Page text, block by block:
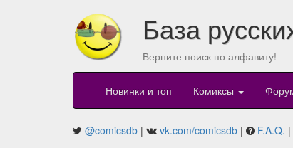
База
Верните поиск по алфавиту!
Новинки и топ Комиксы
@comicsdb | vk.com/comicsdb | F.A.Q. |